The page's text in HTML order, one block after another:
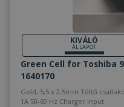
KIVÁLÓ
ÁLLAPOT
Green Cell for Toshiba
1640170
Gold, 5,5 x 2,5mm Töltő csatlakozója, 90W Max. teljesítmény, 100-240V
1A 50-60 Hz Charger input